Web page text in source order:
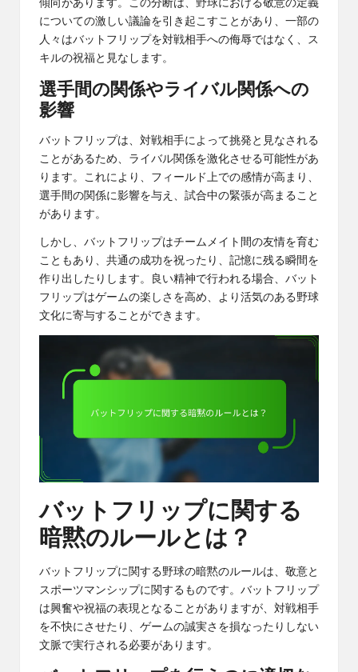
傾向があります。この分断は、野球における敬意の定義
についての激しい議論を引き起こすことがあり、一部の
人々はバットフリップを対戦相手への侮辱ではなく、ス
キルの祝福と見なします。
選手間の関係やライバル関係への
影響
バットフリップは、対戦相手によって挑発と見なされる
ことがあるため、ライバル関係を激化させる可能性があ
ります。これにより、フィールド上での感情が高まり、
選手間の関係に影響を与え、試合中の緊張が高まること
があります。
しかし、バットフリップはチームメイト間の友情を育む
こともあり、共通の成功を祝ったり、記憶に残る瞬間を
作り出したりします。良い精神で行われる場合、バット
フリップはゲームの楽しさを高め、より活気のある野球
文化に寄与することができます。
バットフリップに関する
暗黙のルールとは？
バットフリップに関する野球の暗黙のルールは、敬意と
スポーツマンシップに関するものです。バットフリップ
は興奮や祝福の表現となることがありますが、対戦相手
を不快にさせたり、ゲームの誠実さを損なったりしない
文脈で実行される必要があります。